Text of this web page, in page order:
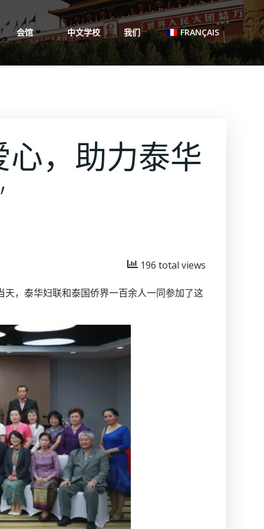
会馆 中文学校 我们 FRANÇAIS
，助力泰华
196 total views
，泰华妇联和泰国侨界一百余人一同参加了这